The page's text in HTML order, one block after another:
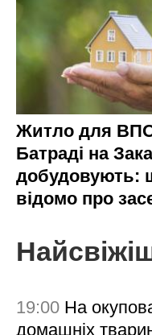
Житло для
Батраді на
добудовують:
відомо про
19:00 На
домашніх